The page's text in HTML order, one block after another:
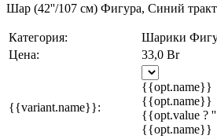
Шар (42''/107 см) Фигура, Синий
Категория:
Шарики
Цена:
33,0 Br
{{variant.name}}:
{{opt.name}}
{{opt.name}}
{{opt.value ?
{{opt.name}}